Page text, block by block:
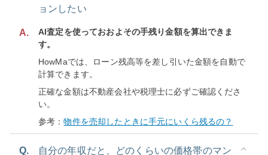
ョンしたい
A.
AI査定を使っておおよその手残り金額を算出できま
す。
HowMaでは、ローン残高等を差し引いた金額を自動で
計算できます。
正確な金額は不動産会社や税理士に必ずご確認くださ
い。
参考：物件を売却したときに手元にいくら残るの？
Q.
自分の年収だと、どのくらいの価格帯のマン